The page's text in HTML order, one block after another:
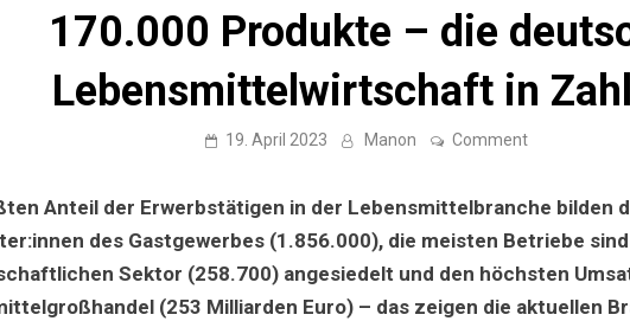
170.000 Produkte – die
Lebensmittelwirtschaft in
19. April 2023 Manon Commenton
619.000
Betriebe,
170.000
Produkte
die
Anteil der Erwerbstätigen in der Lebensmittelbranche bilden
des Gastgewerbes (1.856.000), die meisten Betriebe
Sektor (258.700) angesiedelt und den höchsten
(253 Milliarden Euro) – das zeigen die aktuellen